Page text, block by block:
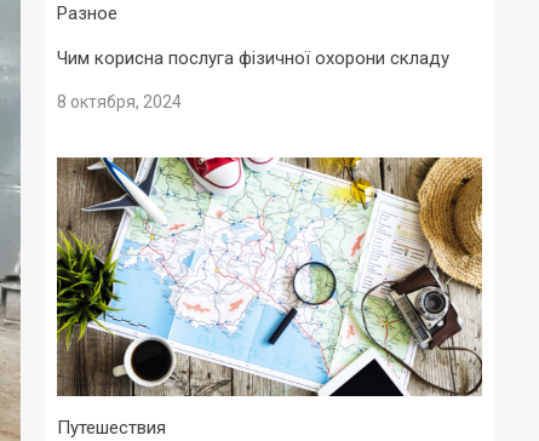
Разное
Чим корисна послуга фізичної охорони складу
8 октября, 2024
Путешествия